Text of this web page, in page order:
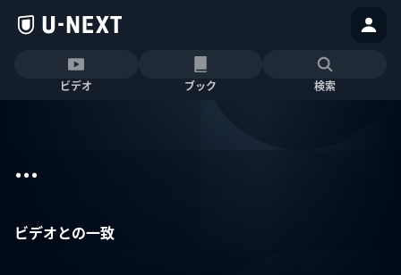
ビデオ ブック 検索
...
ビデオとの一致